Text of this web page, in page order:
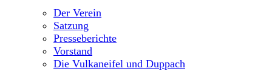
Der Verein
Satzung
Presseberichte
Vorstand
Die Vulkaneifel und Duppach